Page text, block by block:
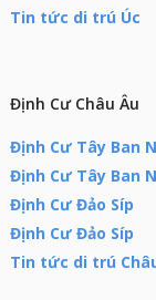
Tin tức di trú Úc
Định Cư Châu Âu
Định Cư Tây Ban
Định Cư Tây Ban
Định Cư Đảo Síp
Định Cư Đảo Síp
Tin tức di trú